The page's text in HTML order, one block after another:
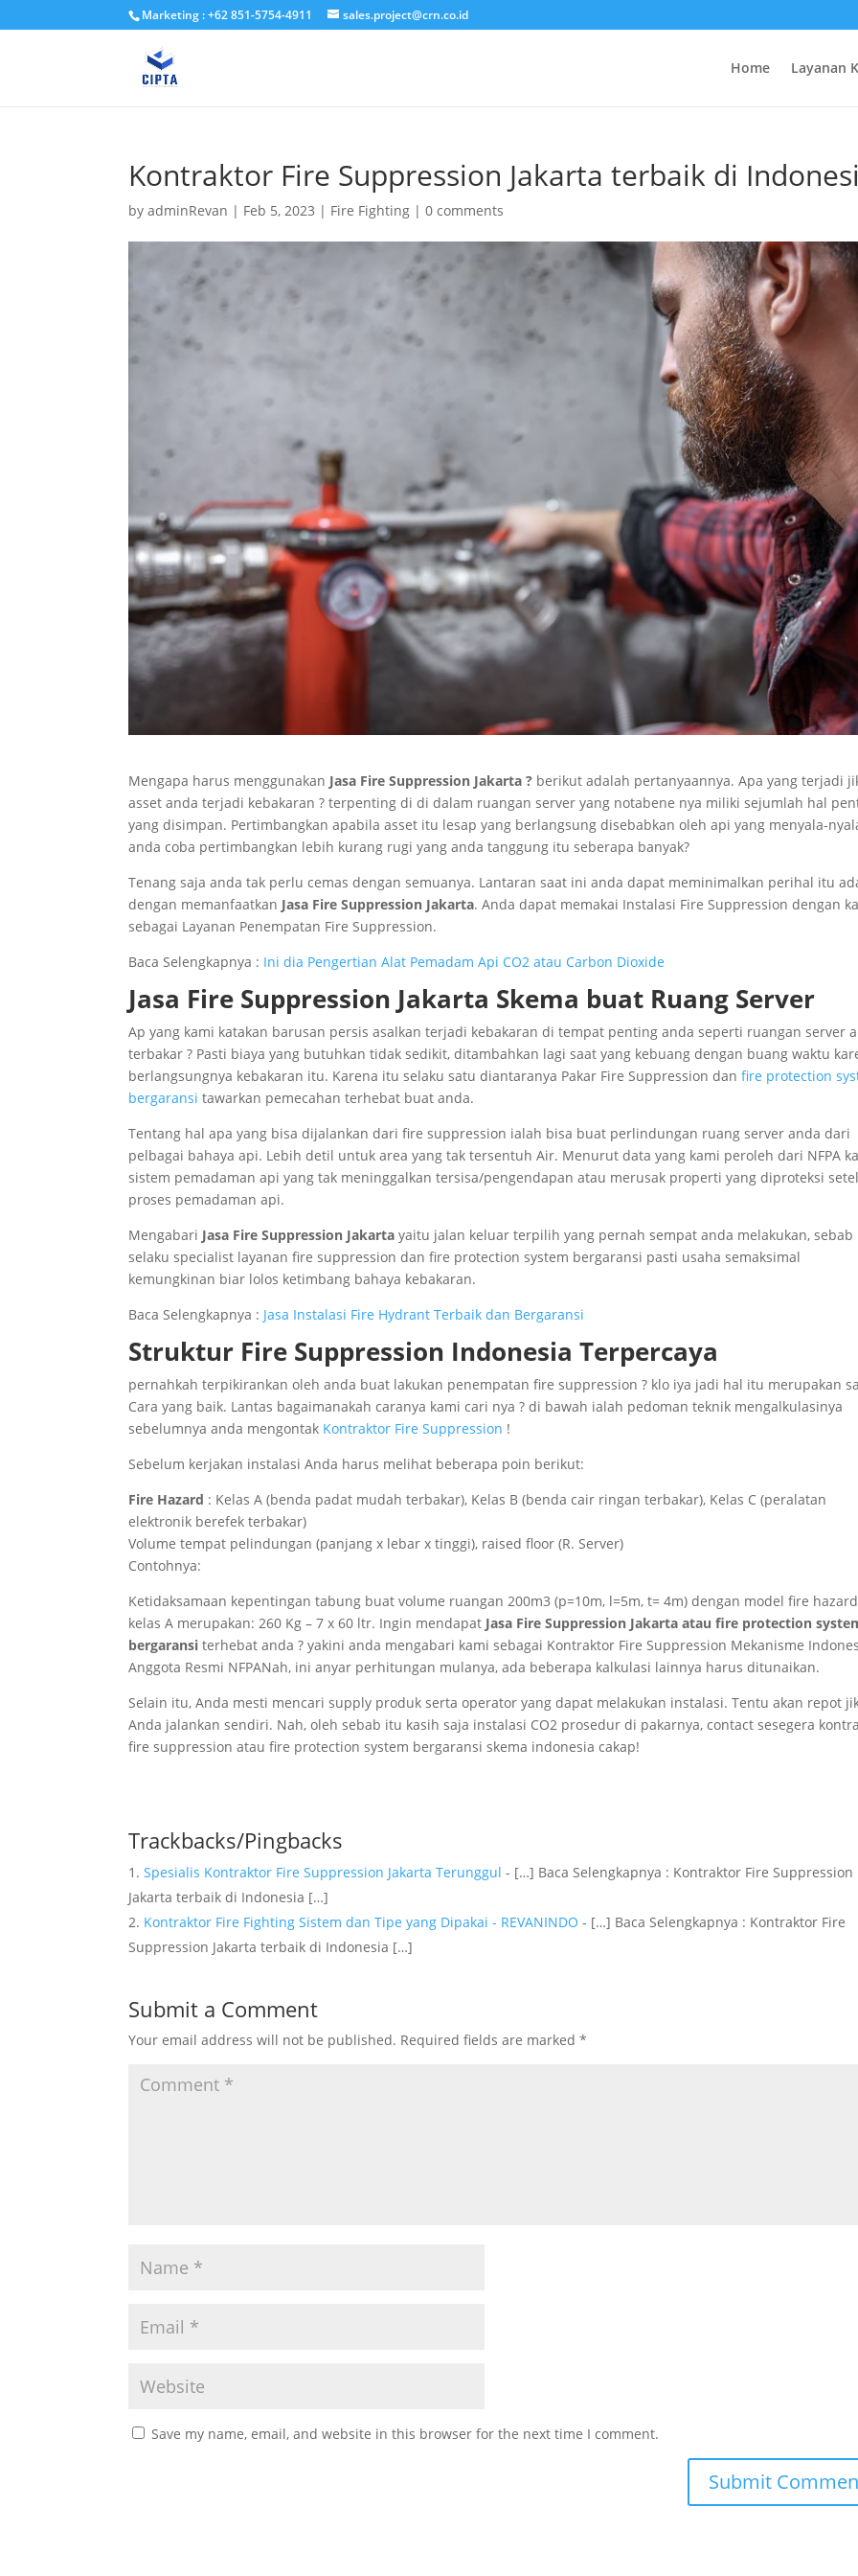
Marketing : +62 851-5754-4911 sales.project@crn.co.id
Home Layanan
Kontraktor Fire Suppression Jakarta terbaik di
byadminRevan | Feb 5, 2023 | Fire Fighting |0 comments
Mengapa harus menggunakan Jasa Fire Suppression Jakarta ? berikut adalah pertanyaannya. Apa yang terjadi
asset anda terjadi kebakaran ? terpenting di di dalam ruangan server yang notabene nya miliki sejumlah hal
yang disimpan. Pertimbangkan apabila asset itu lesap yang berlangsung disebabkan oleh api yang menyala-
anda coba pertimbangkan lebih kurang rugi yang anda tanggung itu seberapa banyak?
Tenang saja anda tak perlu cemas dengan semuanya. Lantaran saat ini anda dapat meminimalkan perihal itu
dengan memanfaatkan Jasa Fire Suppression Jakarta. Anda dapat memakai Instalasi Fire Suppression dengan
sebagai Layanan Penempatan Fire Suppression.
Baca Selengkapnya : Ini dia Pengertian Alat Pemadam Api CO2 atau Carbon Dioxide
Jasa Fire Suppression Jakarta Skema buat Ruang Server
Ap yang kami katakan barusan persis asalkan terjadi kebakaran di tempat penting anda seperti ruangan server
terbakar ? Pasti biaya yang butuhkan tidak sedikit, ditambahkan lagi saat yang kebuang dengan buang waktu
berlangsungnya kebakaran itu. Karena itu selaku satu diantaranya Pakar Fire Suppression danfire protection
bergaransi tawarkan pemecahan terhebat buat anda.
Tentang hal apa yang bisa dijalankan dari fire suppression ialah bisa buat perlindungan ruang server anda dari
pelbagai bahaya api. Lebih detil untuk area yang tak tersentuh Air. Menurut data yang kami peroleh dari NFPA
sistem pemadaman api yang tak meninggalkan tersisa/pengendapan atau merusak properti yang diproteksi
proses pemadaman api.
Mengabari Jasa Fire Suppression Jakarta yaitu jalan keluar terpilih yang pernah sempat anda melakukan, sebab
selaku specialist layanan fire suppression dan fire protection system bergaransi pasti usaha semaksimal
kemungkinan biar lolos ketimbang bahaya kebakaran.
Baca Selengkapnya : Jasa Instalasi Fire Hydrant Terbaik dan Bergaransi
Struktur Fire Suppression Indonesia Terpercaya
pernahkah terpikirankan oleh anda buat lakukan penempatan fire suppression ? klo iya jadi hal itu merupakan
Cara yang baik. Lantas bagaimanakah caranya kami cari nya ? di bawah ialah pedoman teknik mengalkulasinya
sebelumnya anda mengontak Kontraktor Fire Suppression !
Sebelum kerjakan instalasi Anda harus melihat beberapa poin berikut:
Fire Hazard : Kelas A (benda padat mudah terbakar), Kelas B (benda cair ringan terbakar), Kelas C (peralatan
elektronik berefek terbakar)
Volume tempat pelindungan (panjang x lebar x tinggi), raised floor (R. Server)
Contohnya:
Ketidaksamaan kepentingan tabung buat volume ruangan 200m3 (p=10m, l=5m, t= 4m) dengan model fire hazard
kelas A merupakan: 260 Kg – 7 x 60 ltr. Ingin mendapat Jasa Fire Suppression Jakarta atau fire protection
bergaransi terhebat anda ? yakini anda mengabari kami sebagai Kontraktor Fire Suppression Mekanisme
Anggota Resmi NFPANah, ini anyar perhitungan mulanya, ada beberapa kalkulasi lainnya harus ditunaikan.
Selain itu, Anda mesti mencari supply produk serta operator yang dapat melakukan instalasi. Tentu akan repot
Anda jalankan sendiri. Nah, oleh sebab itu kasih saja instalasi CO2 prosedur di pakarnya, contact sesegera
fire suppression atau fire protection system bergaransi skema indonesia cakap!
Trackbacks/Pingbacks
Spesialis Kontraktor Fire Suppression Jakarta Terunggul - […] Baca Selengkapnya : Kontraktor Fire Suppression
Jakarta terbaik di Indonesia […]
Kontraktor Fire Fighting Sistem dan Tipe yang Dipakai - REVANINDO - […] Baca Selengkapnya : Kontraktor Fire
Suppression Jakarta terbaik di Indonesia […]
Submit a Comment
Your email address will not be published. Required fields are marked*
Save my name, email, and website in this browser for the next time I comment.